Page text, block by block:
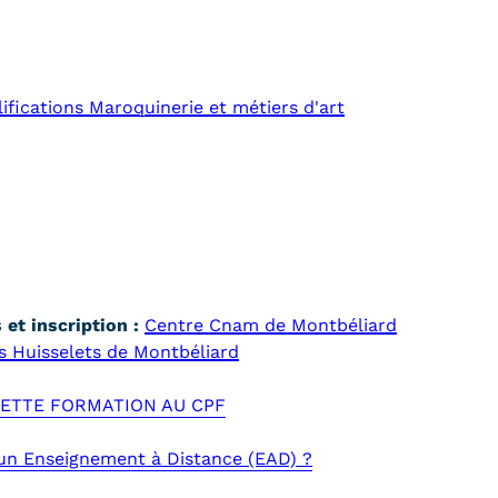
Maroquinerie et métiers d'art
et inscription : Centre Cnam de Montbéliard
Huisselets de Montbéliard
FORMATION AU CPF
Enseignement à Distance (EAD) ?